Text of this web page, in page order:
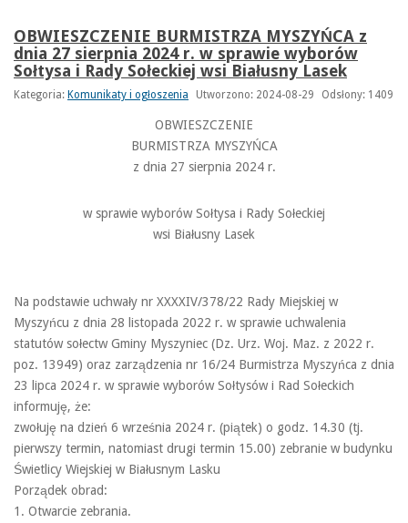
OBWIESZCZENIE BURMISTRZA MYSZYŃCA z
dnia 27 sierpnia 2024 r. w sprawie wyborów
Sołtysa i Rady Sołeckiej wsi Białusny Lasek
Kategoria: Komunikaty i ogłoszenia Utworzono: 2024-08-29 Odsłony: 1409
OBWIESZCZENIE
BURMISTRZA MYSZYŃCA
z dnia 27 sierpnia 2024 r.
w sprawie wyborów Sołtysa i Rady Sołeckiej
wsi Białusny Lasek
Na podstawie uchwały nr XXXXIV/378/22 Rady Miejskiej w
Myszyńcu z dnia 28 listopada 2022 r. w sprawie uchwalenia
statutów sołectw Gminy Myszyniec (Dz. Urz. Woj. Maz. z 2022 r.
poz. 13949) oraz zarządzenia nr 16/24 Burmistrza Myszyńca z dnia
23 lipca 2024 r. w sprawie wyborów Sołtysów i Rad Sołeckich
informuję, że:
zwołuję na dzień 6 września 2024 r. (piątek) o godz. 14.30 (tj.
pierwszy termin, natomiast drugi termin 15.00) zebranie w budynku
Świetlicy Wiejskiej w Białusnym Lasku
Porządek obrad:
1. Otwarcie zebrania.